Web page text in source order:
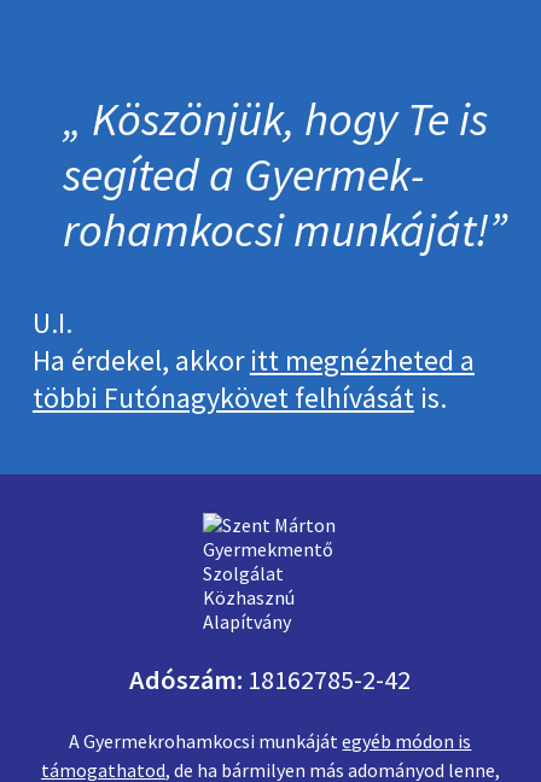
Köszönjük, hogy Te is
segíted a Gyermek­
roham­kocsi munkáját!
U.I.
Ha érdekel, akkoritt megnézheted a
többi Futónagykövet felhívásátis.
Adószám: 18162785-2-42
A Gyermekrohamkocsi munkájátegyéb módon is
támogathatod, de ha bármilyen más adományod lenne,